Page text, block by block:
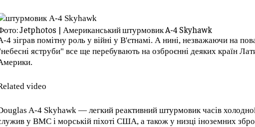
Jetphotos | Американський штурмовик A-4 Skyhawk
4 зіграв помітну роль у війні у В'єтнамі. А нині, незважаючи на
яструби" все ще перебувають на озброєнні деяких країн
video
A-4 Skyhawk — легкий реактивний штурмовик часів
у ВМС і морській піхоті США, а також у низці іноземних